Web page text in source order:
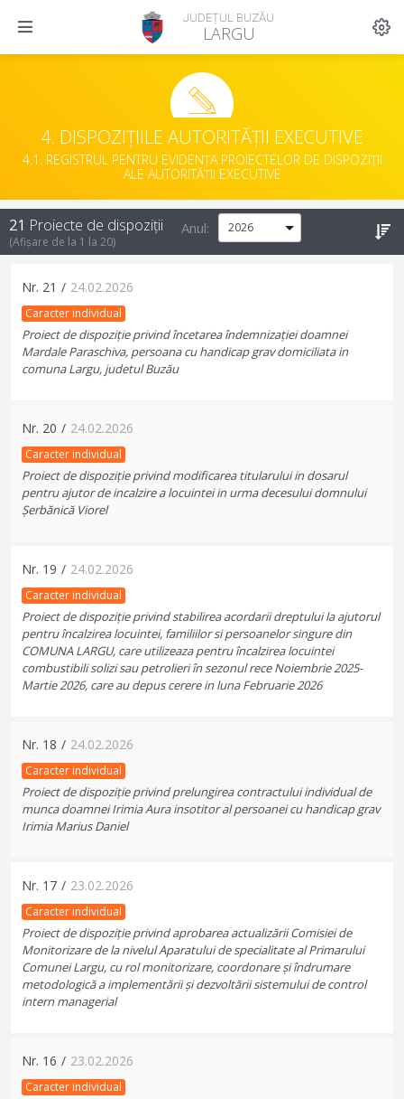
JUDEȚUL BUZĂU
LARGU
4. DISPOZIȚIILE AUTORITĂȚII EXECUTIVE
4.1. REGISTRUL PENTRU EVIDENȚA PROIECTELOR DE DISPOZIȚII
ALE AUTORITĂȚII EXECUTIVE
21 Proiecte de dispoziții
(Afișare de la 1 la 20)
Anul:
Nr. 21 / 24.02.2026
Caracter individual
Proiect de dispoziție privind încetarea îndemnizației doamnei
Mardale Paraschiva, persoana cu handicap grav domiciliata in
comuna Largu, judetul Buzău
Nr. 20 / 24.02.2026
Caracter individual
Proiect de dispoziție privind modificarea titularului in dosarul
pentru ajutor de incalzire a locuintei in urma decesului domnului
Șerbănică Viorel
Nr. 19 / 24.02.2026
Caracter individual
Proiect de dispoziție privind stabilirea acordarii dreptului la ajutorul
pentru încalzirea locuintei, familiilor si persoanelor singure din
COMUNA LARGU, care utilizeaza pentru încalzirea locuintei
combustibili solizi sau petrolieri în sezonul rece Noiembrie 2025-
Martie 2026, care au depus cerere in luna Februarie 2026
Nr. 18 / 24.02.2026
Caracter individual
Proiect de dispoziție privind prelungirea contractului individual de
munca doamnei Irimia Aura insotitor al persoanei cu handicap grav
Irimia Marius Daniel
Nr. 17 / 23.02.2026
Caracter individual
Proiect de dispoziție privind aprobarea actualizării Comisiei de
Monitorizare de la nivelul Aparatului de specialitate al Primarului
Comunei Largu, cu rol monitorizare, coordonare și îndrumare
metodologică a implementării și dezvoltării sistemului de control
intern managerial
Nr. 16 / 23.02.2026
Caracter individual